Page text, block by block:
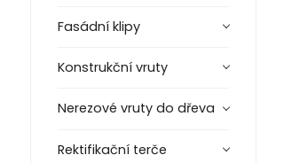
Fasádní klipy
Konstrukční vruty
Nerezové vruty do dřeva
Rektifikační terče